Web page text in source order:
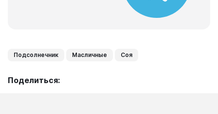
Подсолнечник Масличные Соя
Поделиться: